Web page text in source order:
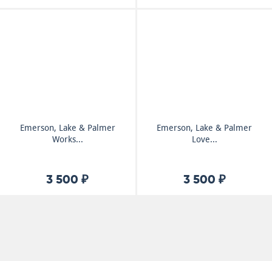
Emerson, Lake & Palmer
Works...
3 500 ₽
Emerson, Lake & Palmer
Love...
3 500 ₽